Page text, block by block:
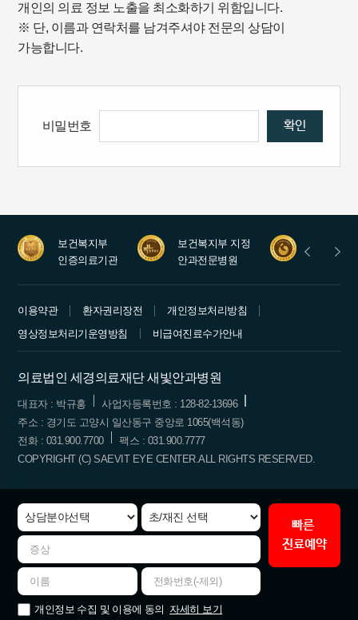
개인의 의료 정보 노출을 최소화하기 위함입니다.
※ 단, 이름과 연락처를 남겨주셔야 전문의 상담이
가능합니다.
비밀번호 확인
보건복지부
인증의료기관
보건복지부 지정
안과전문병원
수련병원
이용약관 환자권리장전
개인정보처리방침
영상정보처리기운영방침
비급여진료수가안내
의료법인 세경의료재단 새빛안과병원
대표자 : 박규홍
사업자등록번호 : 128-82-13696
주소 : 경기도 고양시 일산동구 중앙로 1065(백석동)
전화 : 031.900.7700
팩스 : 031.900.7777
COPYRIGHT (C) SAEVIT EYE CENTER.ALL RIGHTS RESERVED.
빠른
진료예약
개인정보 수집 및 이용에 동의 자세히 보기